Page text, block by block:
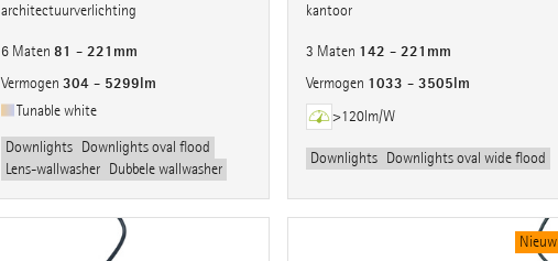
architectuurverlichting
6 Maten 81 - 221mm
Vermogen 304 - 5299lm
Tunable white
Downlights Downlights oval flood
Lens-wallwasher Dubbele wallwasher
kantoor
3 Maten 142 - 221mm
Vermogen 1033 - 3505lm
>120lm/W
Downlights Downlights oval wide flood
Nieuw